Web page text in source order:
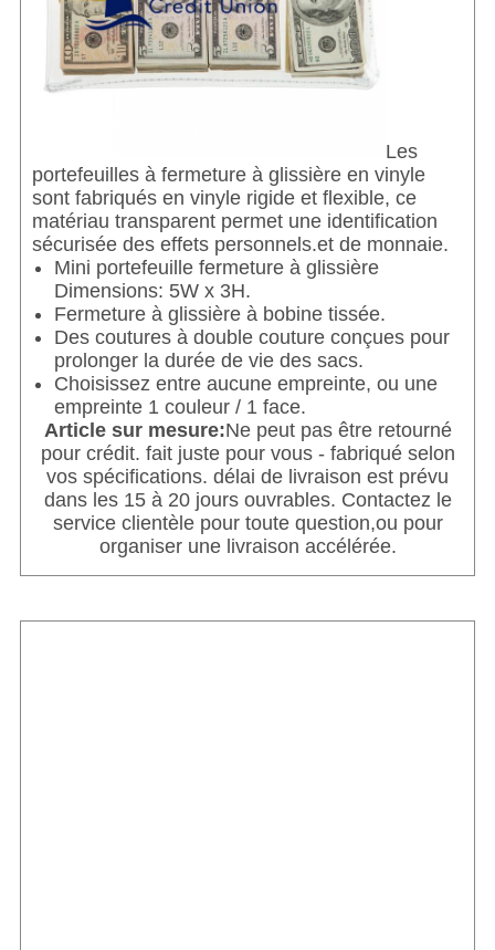
Les
portefeuilles à fermeture à glissière en vinyle
sont fabriqués en vinyle rigide et flexible, ce
matériau transparent permet une identification
sécurisée des effets personnels.et de monnaie.
Mini portefeuille fermeture à glissière
Dimensions: 5W x 3H.
Fermeture à glissière à bobine tissée.
Des coutures à double couture conçues pour
prolonger la durée de vie des sacs.
Choisissez entre aucune empreinte, ou une
empreinte 1 couleur / 1 face.
Article sur mesure:Ne peut pas être retourné
pour crédit. fait juste pour vous - fabriqué selon
vos spécifications. délai de livraison est prévu
dans les 15 à 20 jours ouvrables. Contactez le
service clientèle pour toute question,ou pour
organiser une livraison accélérée.